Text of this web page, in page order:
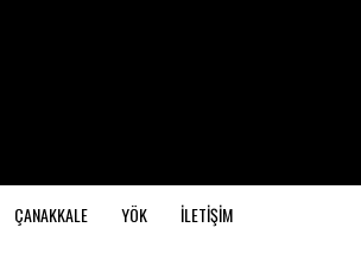
ÇANAKKALE YÖK İLETİŞİM